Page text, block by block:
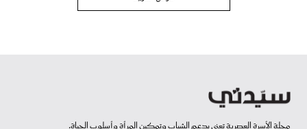
مجلة الأسرة العصرية تعنى بدعم الشباب وتمكين المرأة وأسلوب الحياة.